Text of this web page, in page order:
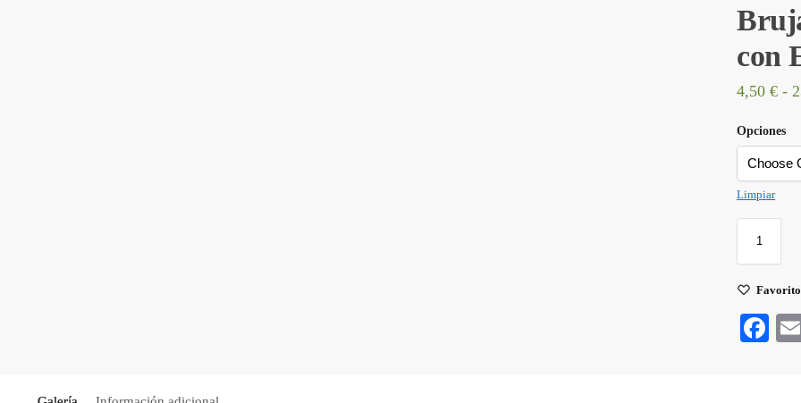
con
4,50€ -
Opciones
Limpiar
Favorito
Fa